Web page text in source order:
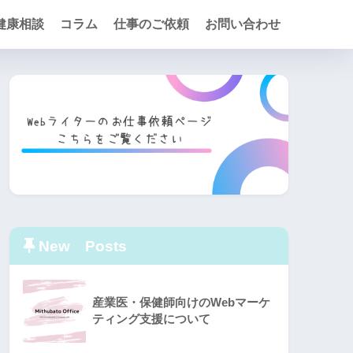
康相談 コラム 仕事のご依頼 お問い合わせ
New Posts
産業医・保健師向けのWebマーケ
ティング支援について